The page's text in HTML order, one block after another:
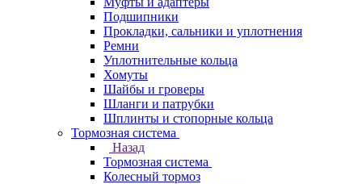
Подшипники
Прокладки, сальники и уплотнения
Ремни
Уплотнительные кольца
Хомуты
Шайбы и гроверы
Шланги и патрубки
Шплинты и стопорные кольца
Тормозная система
Назад
Тормозная система
Колесный тормоз